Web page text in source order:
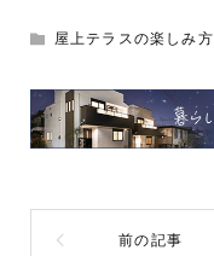
屋上テラスの楽しみ方